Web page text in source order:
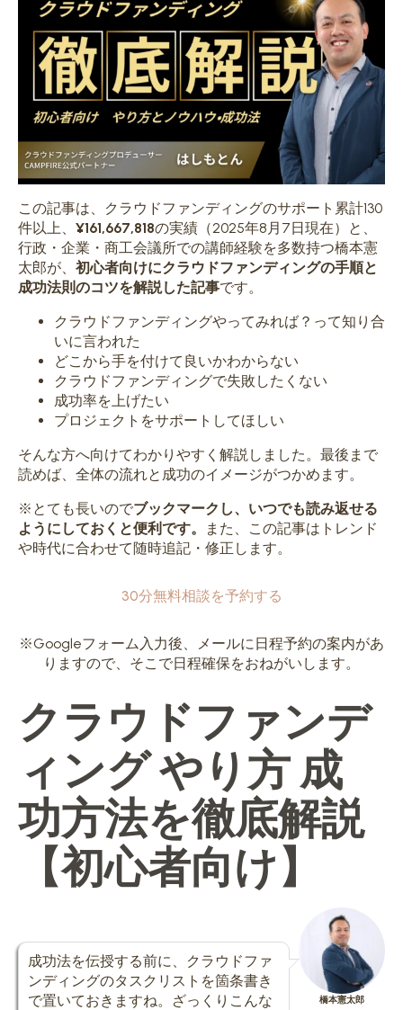
この記事は、クラウドファンディングのサポート累計130
件以上、 ¥161,667,818の実績（2025年8月7日現在）と、
行政・企業・商工会議所での講師経験を多数持つ橋本憲
太郎が、 初心者向けにクラウドファンディングの手順と
成功法則のコツを解説した記事です。
クラウドファンディングやってみれば？って知り合
いに言われた
どこから手を付けて良いかわからない
クラウドファンディングで失敗したくない
成功率を上げたい
プロジェクトをサポートしてほしい
そんな方へ向けてわかりやすく解説しました。最後まで
読めば、全体の流れと成功のイメージがつかめます。
※とても長いのでブックマークし、いつでも読み返せる
ようにしておくと便利です。
また、この記事はトレンド
や時代に合わせて随時追記・修正します。
30分無料相談を予約する
※Googleフォーム入力後、メールに日程予約の案内があ
りますので、そこで日程確保をおねがいします。
クラウドファンデ
ィング やり方 成
功方法を徹底解説
【初心者向け】
成功法を伝授する前に、クラウドファ
ンディングのタスクリストを箇条書き
で置いておきますね。ざっくりこんな
橋本憲太郎